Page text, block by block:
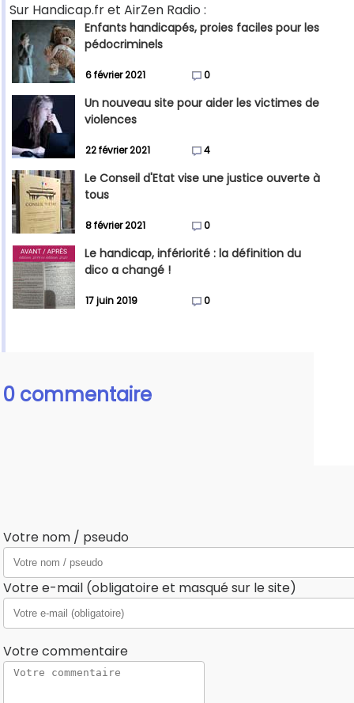
Sur Handicap.fr et AirZen Radio :
Enfants handicapés, proies faciles pour les
pédocriminels
6 février 2021 0
Un nouveau site pour aider les victimes de
violences
22 février 2021 4
Le Conseil d'Etat vise une justice ouverte à
tous
8 février 2021 0
Le handicap, infériorité : la définition du
dico a changé !
17 juin 2019 0
0 commentaire
Votre nom / pseudo
Votre e-mail (obligatoire et masqué sur le site)
Votre commentaire